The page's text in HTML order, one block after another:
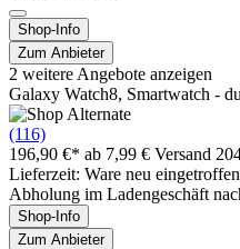
Shop-Info
Zum Anbieter
2 weitere Angebote anzeigen
Galaxy Watch8, Smartwatch -
(116)
196,90 €* ab 7,99 € Versand
Lieferzeit: Ware neu
Abholung im Ladengeschäft
Shop-Info
Zum Anbieter